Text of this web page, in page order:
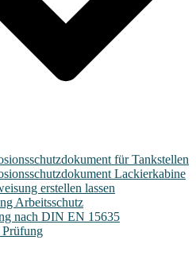
für Tankstellen
Lackierkabine
erstellen lassen
Arbeitsschutz
nach DIN EN 15635